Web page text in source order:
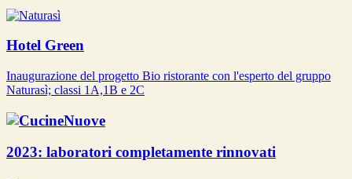
Hotel Green
Inaugurazione del progetto Bio ristorante con l'esperto del gruppo
Naturasì; classi 1A,1B e 2C
2023: laboratori completamente rinnovati